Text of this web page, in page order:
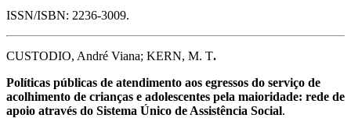
ISSN/ISBN: 2236-3009.
CUSTODIO, André Viana; KERN, M. T.
Políticas públicas de atendimento aos egressos do serviço de
acolhimento de crianças e adolescentes pela maioridade: rede de
apoio através do Sistema Único de Assistência Social.